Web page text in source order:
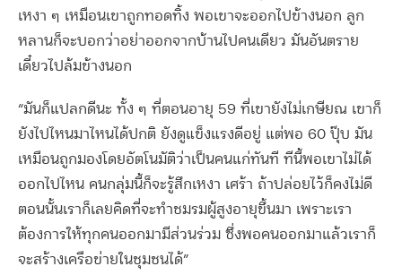
เหงา ๆ เหมือนเขาถูกทอดทิ้ง พอเขาจะออกไปข้างนอก ลูก
หลานก็จะบอกว่าอย่าออกจากบ้านไปคนเดียว มันอันตราย
เดี๋ยวไปล้มข้างนอก
“มันก็แปลกดีนะ ทั้ง ๆ ที่ตอนอายุ 59 ที่เขายังไม่เกษียณ เขาก็
ยังไปไหนมาไหนได้ปกติ ยังดูแข็งแรงดีอยู่ แต่พอ 60 ปุ๊บ มัน
เหมือนถูกมองโดยอัตโนมัติว่าเป็นคนแก่ทันที ทีนี้พอเขาไม่ได้
ออกไปไหน คนกลุ่มนี้ก็จะรู้สึกเหงา เศร้า ถ้าปล่อยไว้ก็คงไม่ดี
ตอนนั้นเราก็เลยคิดที่จะทำชมรมผู้สูงอายุขึ้นมา เพราะเรา
ต้องการให้ทุกคนออกมามีส่วนร่วม ซึ่งพอคนออกมาแล้วเราก็
จะสร้างเครือข่ายในชุมชนได้”